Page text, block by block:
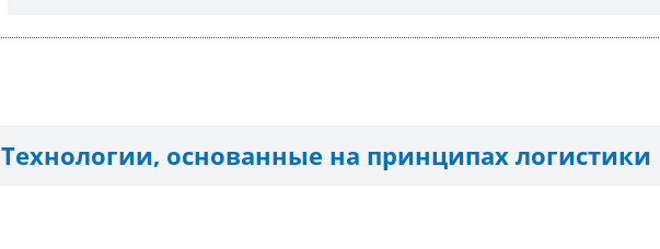
Технологии, основанные на принципах логистики